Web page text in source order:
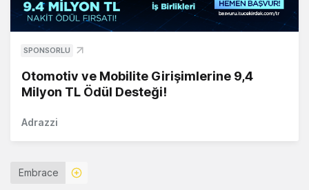
SPONSORLU
Otomotiv ve Mobilite Girişimlerine 9,4
Milyon TL Ödül Desteği!
Adrazzi
Embrace